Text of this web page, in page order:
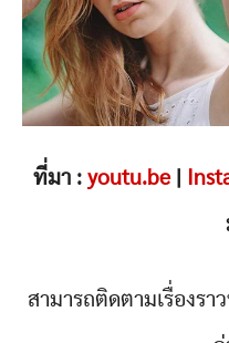
ที่มา : youtu.be|
สามารถติดตามเรื่องรา